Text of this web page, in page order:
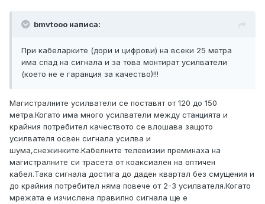
bmvtooo написа:
При кабеларките (дори и цифрови) на всеки 25 метра
има спад на сигнала и за това монтират усилватели
(което не е гаранция за качество)!!!
Магистралните усилватели се поставят от 120 до 150
метра.Когато има много усилватели между станцията и
крайния потребител качеството се влошава защото
усилвателя освен сигнала усилва и
шума,снежинките.Кабелните телевизии преминаха на
магистралните си трасета от коаксиален на оптичен
кабел.Така сигнала достига до даден квартал без смущения и
до крайния потребител няма повече от 2-3 усилвателя.Когато
мрежата е изчислена правилно сигнала ще е